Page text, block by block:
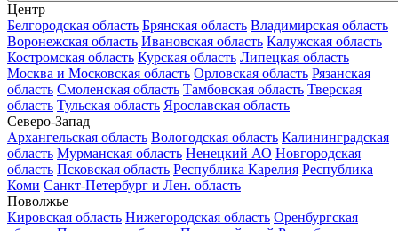
Центр
Белгородская область Брянская область Владимирская область
Воронежская область Ивановская область Калужская область
Костромская область Курская область Липецкая область
Москва и Московская область Орловская область Рязанская
область Смоленская область Тамбовская область Тверская
область Тульская область Ярославская область
Северо-Запад
Архангельская область Вологодская область Калининградская
область Мурманская область Ненецкий АО Новгородская
область Псковская область Республика Карелия Республика
Коми Санкт-Петербург и Лен. область
Поволжье
Кировская область Нижегородская область Оренбургская